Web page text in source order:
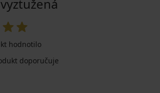
hodnotilo
doporučuje